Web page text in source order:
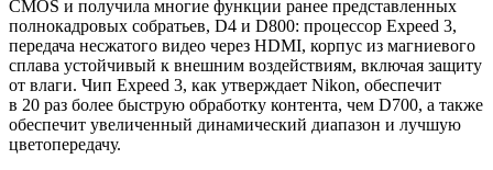
CMOS и получила многие функции ранее представленных
полнокадровых собратьев, D4 и D800: процессор Expeed 3,
передача несжатого видео через HDMI, корпус из магниевого
сплава устойчивый к внешним воздействиям, включая защиту
от влаги. Чип Expeed 3, как утверждает Nikon, обеспечит
в 20 раз более быструю обработку контента, чем D700, а также
обеспечит увеличенный динамический диапазон и лучшую
цветопередачу.